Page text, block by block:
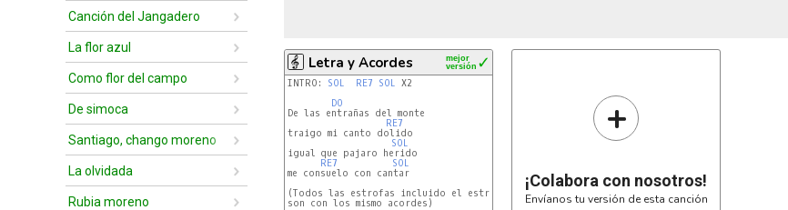
Canción del Jangadero
La flor azul
Como flor del campo
De simoca
Santiago, chango moreno
La olvidada
Rubia moreno
Letra y Acordes ✓
mejor
versión
INTRO: SOL RE7 SOL X2
DO
De las entrañas del monte
RE7
traigo mi canto dolido
SOL
igual que pajaro herido
RE7
SOL
me consuelo con cantar
(Todos las estrofas incluido el estribillo
son con los mismo acordes)
+
¡Colabora con nosotros!
Envíanos tu versión de esta canción